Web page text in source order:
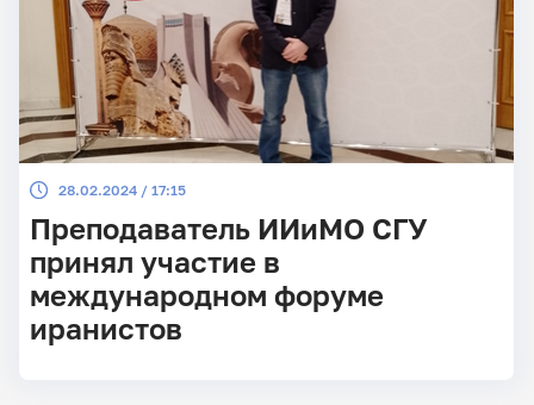
28.02.2024 / 17:15
Преподаватель ИИиМО СГУ
принял участие в
международном форуме
иранистов